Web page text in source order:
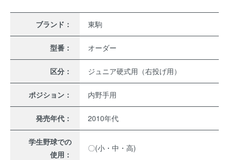
ブランド： 東駒
型番： オーダー
区分： ジュニア硬式用（右投げ用）
ポジション： 内野手用
発売年代： 2010年代
学生野球での
使用：
〇(小・中・高)